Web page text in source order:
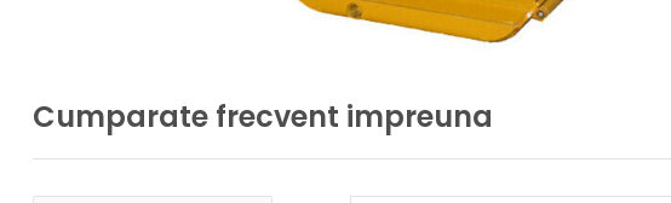
Cumparate frecvent impreuna